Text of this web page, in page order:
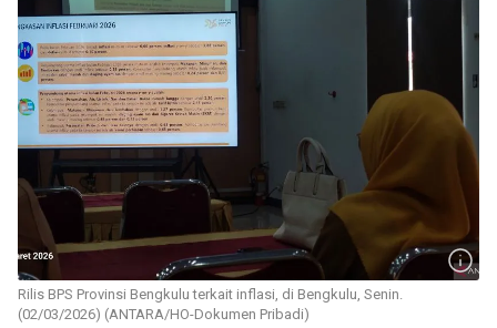
Rilis BPS Provinsi Bengkulu terkait inflasi, di Bengkulu, Senin.
(02/03/2026) (ANTARA/HO-Dokumen Pribadi)